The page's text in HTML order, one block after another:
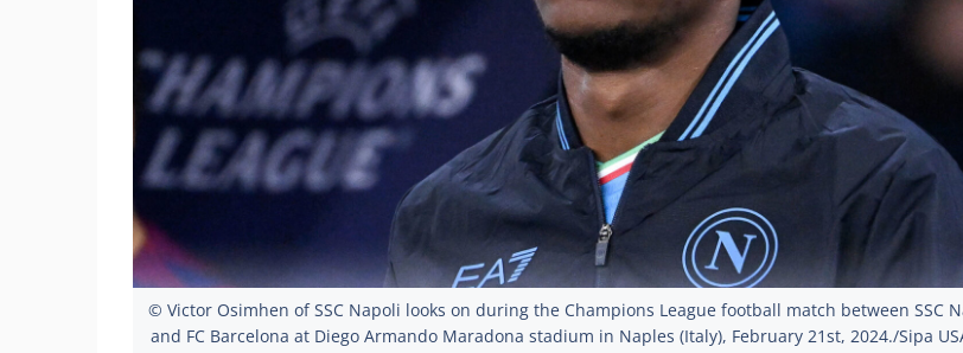
© Victor Osimhen of SSC Napoli looks on during the Champions League football match between SSC
and FC Barcelona at Diego Armando Maradona stadium in Naples (Italy), February 21st, 2024./Sipa